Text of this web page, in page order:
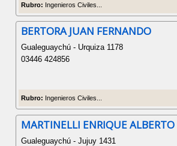
Rubro: Ingenieros Civiles...
BERTORA JUAN FERNANDO
Gualeguaychú - Urquiza 1178
03446 424856
Rubro: Ingenieros Civiles...
MARTINELLI ENRIQUE ALBERTO
Gualeguaychú - Jujuy 1431